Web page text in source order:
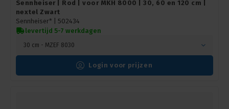
Sennheiser | Rod | voor MKH 8000 | 30, 60 en 120 cm |
nextel Zwart
Sennheiser* | 502434
levertijd 5-7 werkdagen
30 cm - MZEF 8030
Login voor prijzen